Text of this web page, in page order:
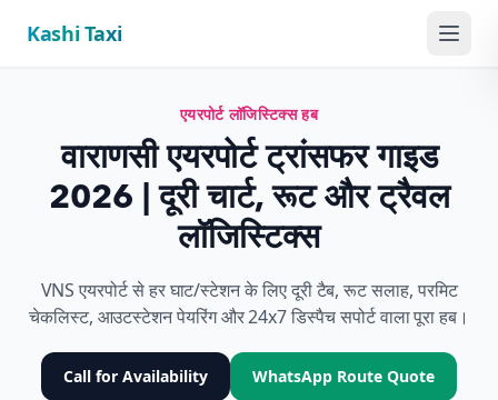
Kashi Taxi Menu
एयरपोर्ट लॉजिस्टिक्स हब
वाराणसी एयरपोर्ट ट्रांसफर गाइड
2026 | दूरी चार्ट, रूट और ट्रैवल
लॉजिस्टिक्स
VNS एयरपोर्ट से हर घाट/स्टेशन के लिए दूरी टैब, रूट सलाह, परमिट
चेकलिस्ट, आउटस्टेशन पेयरिंग और 24x7 डिस्पैच सपोर्ट वाला पूरा हब।
Call for Availability WhatsApp Route Quote